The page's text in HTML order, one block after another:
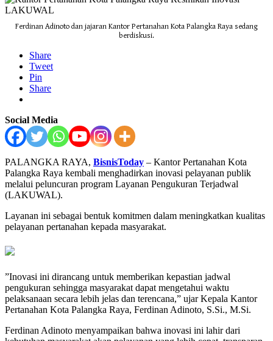
Ferdinan Adinoto dan jajaran Kantor Pertanahan Kota Palangka Raya sedang
berdiskusi.
Share
Tweet
Pin
Share
Social Media
PALANGKA RAYA, BisnisToday – Kantor Pertanahan Kota
Palangka Raya kembali menghadirkan inovasi pelayanan publik
melalui peluncuran program Layanan Pengukuran Terjadwal
(LAKUWAL).
Layanan ini sebagai bentuk komitmen dalam meningkatkan kualitas
pelayanan pertanahan kepada masyarakat.
”Inovasi ini dirancang untuk memberikan kepastian jadwal
pengukuran sehingga masyarakat dapat mengetahui waktu
pelaksanaan secara lebih jelas dan terencana,” ujar Kepala Kantor
Pertanahan Kota Palangka Raya, Ferdinan Adinoto, S.Si., M.Si.
Ferdinan Adinoto menyampaikan bahwa inovasi ini lahir dari